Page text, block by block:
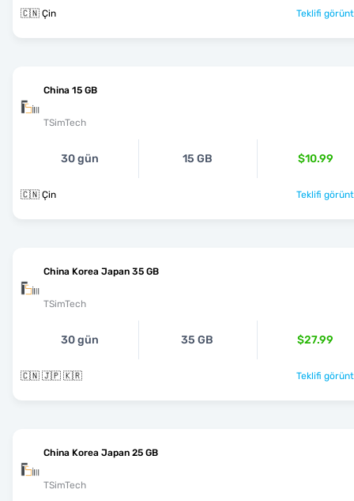
🇨🇳 Çin Teklifi
China 15 GB
TSimTech
30 gün 15 GB $10.99
🇨🇳 Çin Teklifi
China Korea Japan 35 GB
TSimTech
30 gün 35 GB $27.99
🇨🇳 🇯🇵 🇰🇷 Teklifi
China Korea Japan 25 GB
TSimTech